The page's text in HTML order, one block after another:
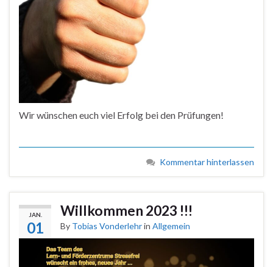
Wir wünschen euch viel Erfolg bei den Prüfungen!
Kommentar hinterlassen
JAN.
01
Willkommen 2023 !!!
By Tobias Vonderlehrin Allgemein